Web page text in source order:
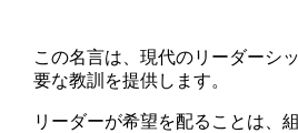
この名言は、現代のリーダーシ
要な教訓を提供します。
リーダーが希望を配ることは、